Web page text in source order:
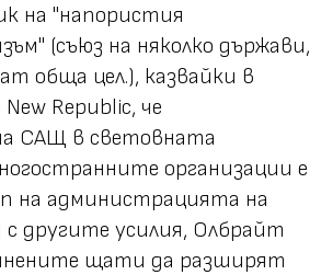
на "напористия
(съюз на няколко държави,
обща цел.), казвайки в
Republic, че
САЩ в световната
организации е
на администрацията на
с другите усилия, Олбрайт
щати да разширят